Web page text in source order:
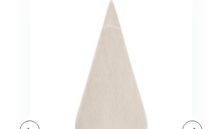
Boxmatrassen en hoeslakens
Veiligheid in en om huis
Veiligheid buiten de deur
Meer